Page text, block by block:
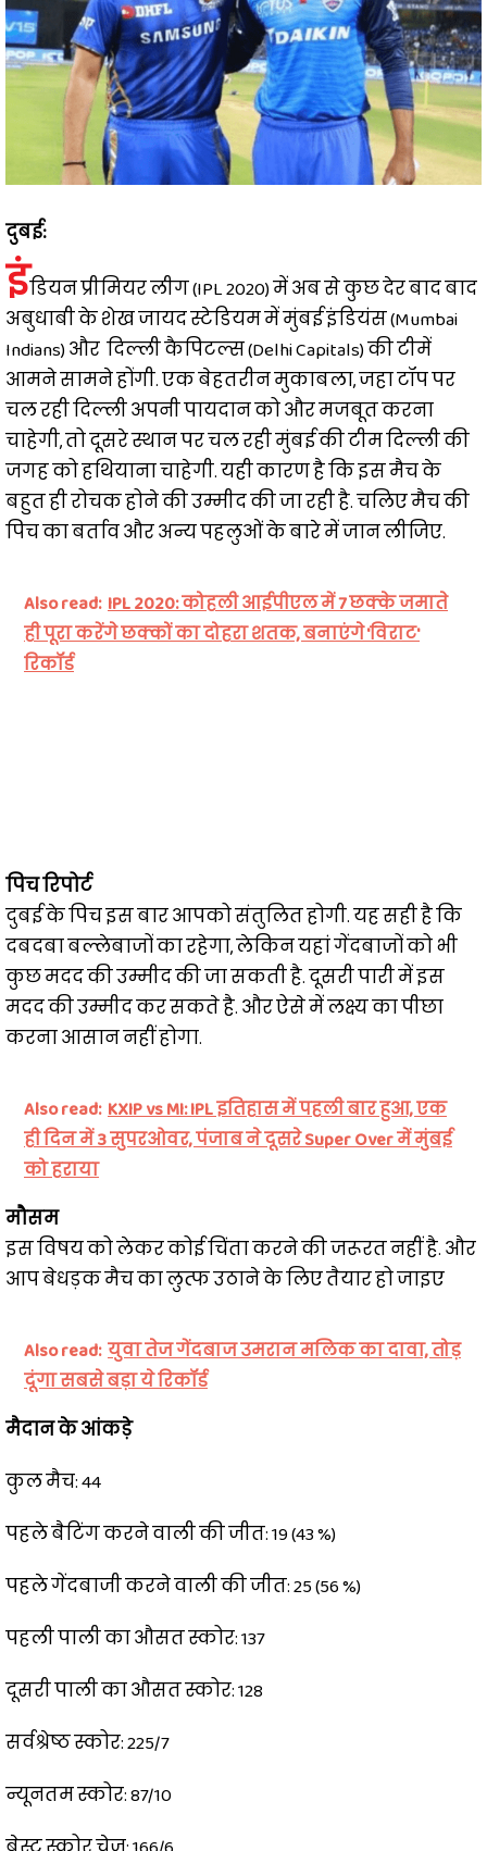
दुबई:
इंडियन प्रीमियर लीग (IPL 2020) में अब से कुछ देर बाद बाद
अबुधाबी के शेख जायद स्टेडियम में मुंबई इंडियंस (Mumbai
Indians) और दिल्ली कैपिटल्स (Delhi Capitals) की टीमें
आमने सामने होंगी. एक बेहतरीन मुकाबला, जहा टॉप पर
चल रही दिल्ली अपनी पायदान को और मजबूत करना
चाहेगी, तो दूसरे स्थान पर चल रही मुंबई की टीम दिल्ली की
जगह को हथियाना चाहेगी. यही कारण है कि इस मैच के
बहुत ही रोचक होने की उम्मीद की जा रही है. चलिए मैच की
पिच का बर्ताव और अन्य पहलुओं के बारे में जान लीजिए.
Also read: IPL 2020: कोहली आईपीएल में 7 छक्के जमाते
ही पूरा करेंगे छक्कों का दोहरा शतक, बनाएंगे 'विराट'
रिकॉर्ड
पिच रिपोर्ट
दुबई के पिच इस बार आपको संतुलित होगी. यह सही है कि
दबदबा बल्लेबाजों का रहेगा, लेकिन यहां गेंदबाजों को भी
कुछ मदद की उम्मीद की जा सकती है. दूसरी पारी में इस
मदद की उम्मीद कर सकते है. और ऐसे में लक्ष्य का पीछा
करना आसान नहीं होगा.
Also read: KXIP vs MI: IPL इतिहास में पहली बार हुआ, एक
ही दिन में 3 सुपरओवर, पंजाब ने दूसरे Super Over में मुंबई
को हराया
मौसम
इस विषय को लेकर कोई चिंता करने की जरूरत नहीं है. और
आप बेधड़क मैच का लुत्फ उठाने के लिए तैयार हो जाइए
Also read: युवा तेज गेंदबाज उमरान मलिक का दावा, तोड़
दूंगा सबसे बड़ा ये रिकॉर्ड
मैदान के आंकड़े
कुल मैच: 44
पहले बैटिंग करने वाली की जीत: 19 (43 %)
पहले गेंदबाजी करने वाली की जीत: 25 (56 %)
पहली पाली का औसत स्कोर: 137
दूसरी पाली का औसत स्कोर: 128
सर्वश्रेष्ठ स्कोर: 225/7
न्यूनतम स्कोर: 87/10